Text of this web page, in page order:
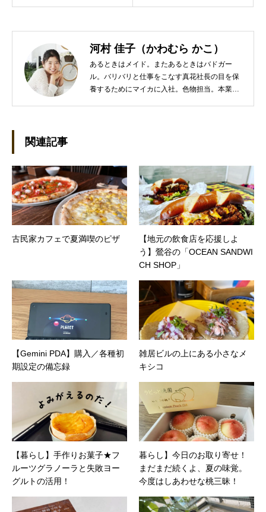
河村 佳子（かわむら かこ）
あるときはメイド。またあるときはバドガー
ル。バリバリと仕事をこなす真花社長の目を保
養するためにマイカに入社。色物担当。本業は
べく上京。設立して間もない会社に携わること
が多かったので、総務的な社内整備を得意とす
る。●連絡先 メール：kako@office-mica.com
関連記事
古民家カフェで夏満喫のピザ
【地元の飲食店を応援しよ
う】鶯谷の「OCEAN SANDWI
CH SHOP」
【Gemini PDA】購入／各種初
期設定の備忘録
雑居ビルの上にある小さなメ
キシコ
【暮らし】手作りお菓子★フ
ルーツグラノーラと失敗ヨー
グルトの活用！
暮らし】今日のお取り寄せ！
まだまだ続くよ、夏の味覚。
今度はしあわせな桃三昧！